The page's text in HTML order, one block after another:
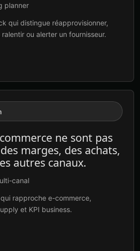
planner
qui distingue réapprovisionner,
ou alerter un fournisseur.
ne sont pas
marges, des achats,
autres canaux.
canal
rapproche e-commerce,
et KPI business.